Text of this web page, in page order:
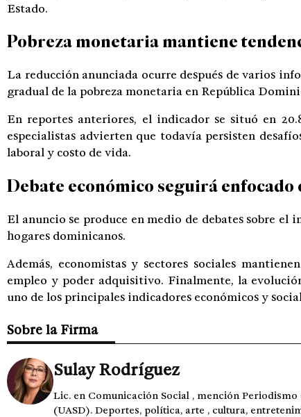
Estado.
Pobreza monetaria mantiene
La reducción anunciada ocurre después de varios
gradual de la pobreza monetaria en República
En reportes anteriores, el indicador se situó en
especialistas advierten que todavía persisten
laboral y costo de vida.
Debate económico seguirá
El anuncio se produce en medio de debates sobre
hogares dominicanos.
Además, economistas y sectores sociales
empleo y poder adquisitivo. Finalmente, la
uno de los principales indicadores económicos y
Sobre la Firma
Sulay Rodríguez
Lic. en Comunicación Social , mención
(UASD). Deportes, política, arte , cultura,